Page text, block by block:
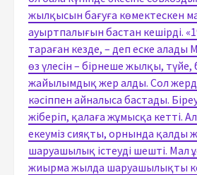
жылқысын бағуға көмектескен
ауыртпалығын бастан кешірді.
тараған кезде, – деп еске алады
өз үлесін – бірнеше жылқы, түйе,
жайылымдық жер алды. Сол
кәсіппен айналыса бастады.
жіберіп, қалаға жұмысқа кетті.
екеуміз сияқты, орнында қалды
шаруашылық істеуді шешті. Мал
жиырма жылда шаруашылықты